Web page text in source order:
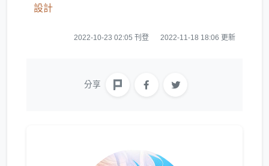
設計
2022-10-23 02:05 刊登 2022-11-18 18:06 更新
分享